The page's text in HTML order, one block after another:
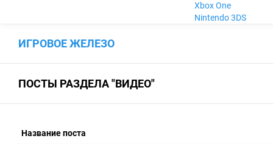
Xbox One
Nintendo 3DS
ИГРОВОЕ ЖЕЛЕЗО
ПОСТЫ РАЗДЕЛА "ВИДЕО"
Название поста